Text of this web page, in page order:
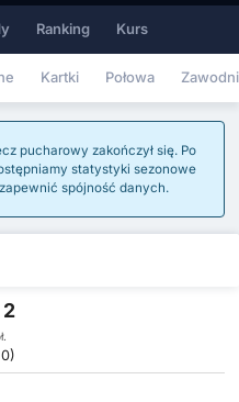
Ranking Kurs
Kartki Połowa
pucharowy zakończył się. Po
statystyki sezonowe
spójność danych.
2